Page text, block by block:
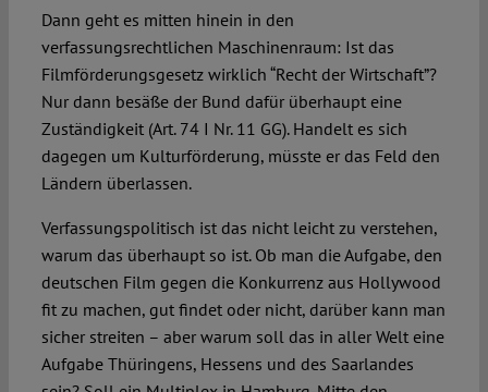
Dann geht es mitten hinein in den
verfassungsrechtlichen Maschinenraum: Ist das
Filmförderungsgesetz wirklich “Recht der Wirtschaft”?
Nur dann besäße der Bund dafür überhaupt eine
Zuständigkeit (Art. 74 I Nr. 11 GG). Handelt es sich
dagegen um Kulturförderung, müsste er das Feld den
Ländern überlassen.
Verfassungspolitisch ist das nicht leicht zu verstehen,
warum das überhaupt so ist. Ob man die Aufgabe, den
deutschen Film gegen die Konkurrenz aus Hollywood
fit zu machen, gut findet oder nicht, darüber kann man
sicher streiten – aber warum soll das in aller Welt eine
Aufgabe Thüringens, Hessens und des Saarlandes